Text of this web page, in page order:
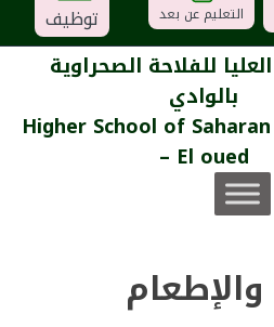
التعليم عن بعد توظيف
للفلاحة الصحراوية
بالوادي
Higher School of
– El oued